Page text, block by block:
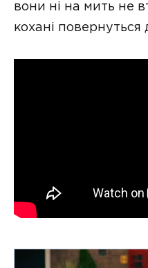
вони ні на мить не
кохані повернуться